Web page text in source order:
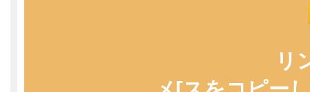
リ